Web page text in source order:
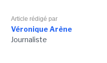
Article rédigé par
Véronique Arène
Journaliste